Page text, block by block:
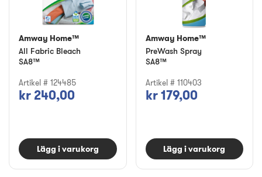
Amway Home™
All Fabric Bleach
SA8™
Artikel # 124485
kr 240,00
Lägg i varukorg
Amway Home™
PreWash Spray
SA8™
Artikel # 110403
kr 179,00
Lägg i varukorg